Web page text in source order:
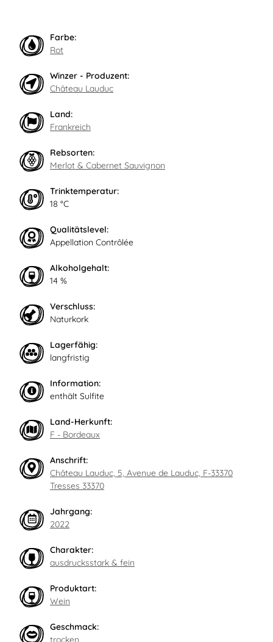
Farbe:
Rot
Winzer - Produzent:
Château Lauduc
Land:
Frankreich
Rebsorten:
Merlot & Cabernet Sauvignon
Trinktemperatur:
18 °C
Qualitätslevel:
Appellation Contrôlée
Alkoholgehalt:
14 %
Verschluss:
Naturkork
Lagerfähig:
langfristig
Information:
enthält Sulfite
Land-Herkunft:
F - Bordeaux
Anschrift:
Château Lauduc, 5, Avenue de Lauduc, F-33370
Tresses 33370
Jahrgang:
2022
Charakter:
ausdrucksstark & fein
Produktart:
Wein
Geschmack:
trocken